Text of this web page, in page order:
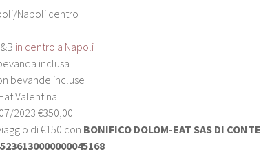
Napoli centro
in centro a Napoli
inclusa
bevande incluse
Valentina
2023 €350,00
di €150 con BONIFICO DOLOM-EAT SAS DI CONTE